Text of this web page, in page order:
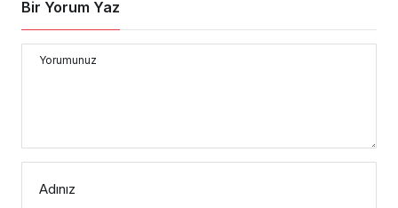
Bir Yorum Yaz
Yorumunuz
Adınız